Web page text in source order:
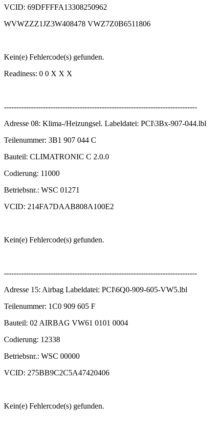
VCID: 69DFFFFA13308250962
WVWZZZ1JZ3W408478 VWZ7Z0B6511806
Kein(e) Fehlercode(s) gefunden.
Readiness: 0 0 X X X
-------------------------------------------------------------------------------
Adresse 08: Klima-/Heizungsel. Labeldatei: PCI\3Bx-907-044.lbl
Teilenummer: 3B1 907 044 C
Bauteil: CLIMATRONIC C 2.0.0
Codierung: 11000
Betriebsnr.: WSC 01271
VCID: 214FA7DAAB808A100E2
Kein(e) Fehlercode(s) gefunden.
-------------------------------------------------------------------------------
Adresse 15: Airbag Labeldatei: PCI\6Q0-909-605-VW5.lbl
Teilenummer: 1C0 909 605 F
Bauteil: 02 AIRBAG VW61 0101 0004
Codierung: 12338
Betriebsnr.: WSC 00000
VCID: 275BB9C2C5A47420406
Kein(e) Fehlercode(s) gefunden.